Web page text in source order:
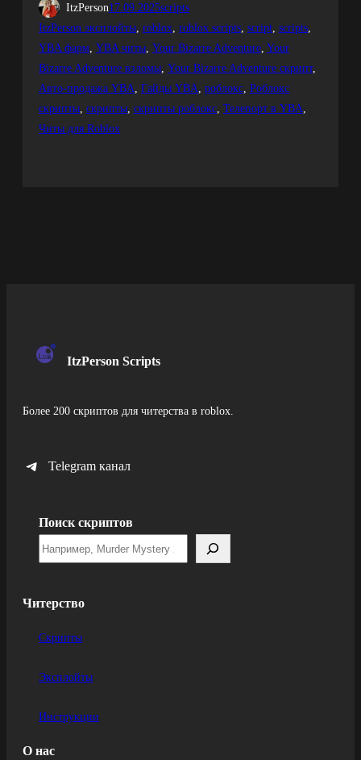
ItzPerson17.09.2025scripts
ItzPerson эксплойты, roblox, roblox scripts, script, scripts
YBA фарм, YBA читы, Your Bizarre Adventure, Your
Bizarre Adventure взломы, Your Bizarre Adventure скрипт
Авто-продажа YBA, Гайды YBA, роблокс, Роблокс
скрипты, скрипты, скрипты роблокс, Телепорт в YBA
Читы для Roblox
ItzPerson Scripts
Более 200 скриптов для читерства в roblox.
Telegram канал
Поиск скриптов
Читерство
Скрипты
Эксплойты
Инструкции
О нас